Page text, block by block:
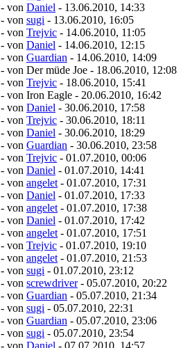
- von Daniel - 13.06.2010, 14:33
- von sugi - 13.06.2010, 16:05
- von Trejvic - 14.06.2010, 11:05
- von Daniel - 14.06.2010, 12:15
- von Guardian - 14.06.2010, 14:09
- von Der müde Joe - 18.06.2010, 12:08
- von Trejvic - 18.06.2010, 15:41
- von Iron Eagle - 20.06.2010, 16:42
- von Daniel - 30.06.2010, 17:58
- von Trejvic - 30.06.2010, 18:11
- von Daniel - 30.06.2010, 18:29
- von Guardian - 30.06.2010, 23:58
- von Trejvic - 01.07.2010, 00:06
- von Daniel - 01.07.2010, 14:41
- von angelet - 01.07.2010, 17:31
- von Daniel - 01.07.2010, 17:33
- von angelet - 01.07.2010, 17:38
- von Daniel - 01.07.2010, 17:42
- von angelet - 01.07.2010, 17:51
- von Trejvic - 01.07.2010, 19:10
- von angelet - 01.07.2010, 21:53
- von sugi - 01.07.2010, 23:12
- von screwdriver- 05.07.2010, 20:22
- von Guardian - 05.07.2010, 21:34
- von sugi - 05.07.2010, 22:31
- von Guardian - 05.07.2010, 23:06
- von sugi - 05.07.2010, 23:54
- von Daniel - 07.07.2010, 14:57